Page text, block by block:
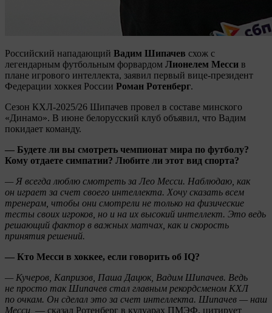
Российский нападающий Вадим Шипачев схож с
легендарным футбольным форвардом Лионелем Месси в
плане игрового интеллекта, заявил первый вице‑президент
Федерации хоккея России Роман Ротенберг.
Сезон КХЛ-2025/26 Шипачев провел в составе минского
«Динамо». В июне белорусский клуб объявил, что Вадим
покидает команду.
— Будете ли вы смотреть чемпионат мира по футболу?
Кому отдаете симпатии? Любите ли этот вид спорта?
— Я всегда люблю смотреть за Лео Месси. Наблюдаю, как
он играет за счет своего интеллекта. Хочу сказать всем
тренерам, чтобы они смотрели не только на физические
тесты своих игроков, но и на их высокий интеллект. Это ведь
решающий фактор в важных матчах, как и скорость
принятия решений.
— Кто Месси в хоккее, если говорить об IQ?
— Кучеров, Капризов, Паша Дацюк, Вадим Шипачев. Ведь
не просто так Шипачев стал главным рекордсменом КХЛ
по очкам. Он сделал это за счет интеллекта. Шипачев — наш
Месси, — сказал Ротенберг в кулуарах ПМЭФ, цитирует